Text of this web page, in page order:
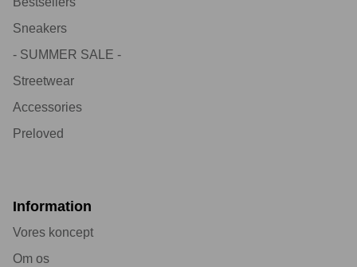
Sneakers
- SUMMER SALE -
Streetwear
Accessories
Preloved
Information
Vores koncept
Om os